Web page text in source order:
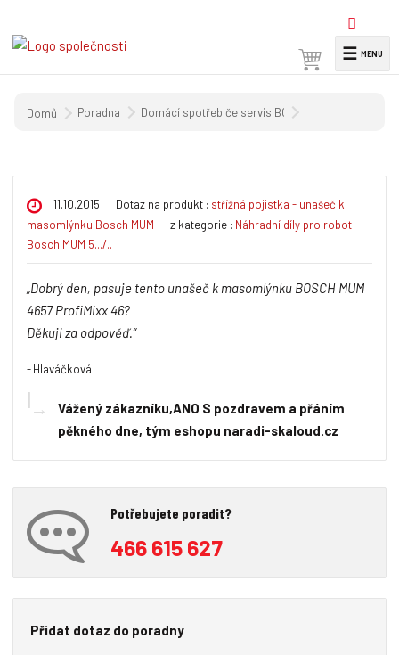
y
l
t
☰
Úvodní strana
Poradna Domácí spotřebiče servis BOSCH SIEMENS
11.10.2015 Dotaz na produkt : střížná pojistka - unašeč k
masomlýnku Bosch MUM
z kategorie : Náhradní díly pro robot
Bosch MUM 5.../..
Dobrý den, pasuje tento unašeč k masomlýnku BOSCH MUM
4657 ProfiMixx 46?
Děkuji za odpověď.
Hlaváčková
Vážený zákazníku,ANO S pozdravem a přáním
pěkného dne, tým eshopu naradi-skaloud.cz
Potřebujete poradit?
466 615 627
Přidat dotaz do poradny